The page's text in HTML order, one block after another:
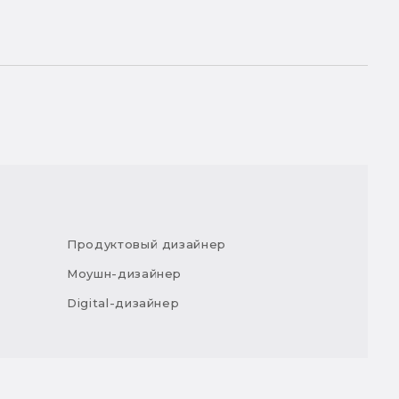
Продуктовый дизайнер
Моушн-дизайнер
Digital-дизайнер